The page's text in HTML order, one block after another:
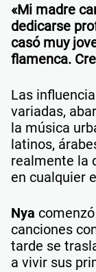
«Mi madre
dedicarse
casó muy
flamenca.
Las
variadas,
la música
latinos,
realmente la
en cualquier
Nya
canciones
tarde se
a vivir sus